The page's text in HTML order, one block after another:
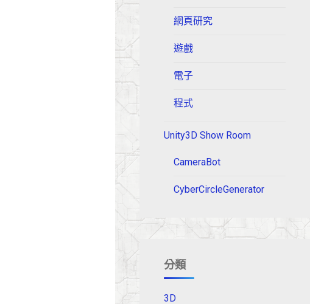
網頁研究
遊戲
電子
程式
Unity3D Show Room
CameraBot
CyberCircleGenerator
分類
3D